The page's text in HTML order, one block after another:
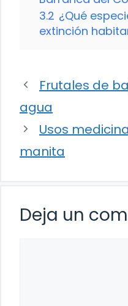
3.2 ¿Qué
extinción
Frutales de
agua
Usos
manita
Deja un